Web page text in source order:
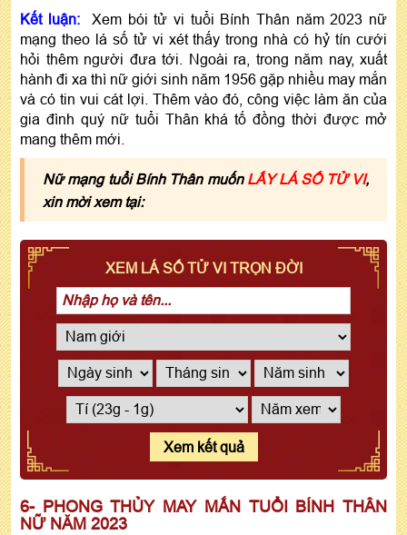
Kết luận:
Xem bói tử vi tuổi Bính Thân năm 2023 nữ
mạng theo lá số tử vi xét thấy trong nhà có hỷ tín cưới
hỏi thêm người đưa tới. Ngoài ra, trong năm nay, xuất
hành đi xa thì nữ giới sinh năm 1956 gặp nhiều may mắn
và có tin vui cát lợi. Thêm vào đó, công việc làm ăn của
gia đình quý nữ tuổi Thân khá tố đồng thời được mở
mang thêm mới.
Nữ mạng tuổi Bính Thân muốn LẤY LÁ SỐ TỬ VI,
xin mời xem tại:
XEM LÁ SỐ TỬ VI TRỌN ĐỜI
Xem kết quả
6- PHONG THỦY MAY MẮN TUỔI BÍNH THÂN
NỮ NĂM 2023